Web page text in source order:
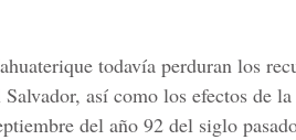
todavía perduran los
así como los efectos de
del año 92 del siglo